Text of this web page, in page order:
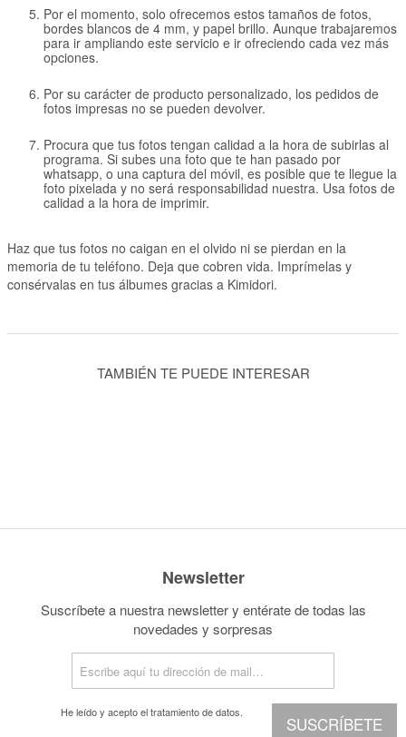
Por el momento, solo ofrecemos estos tamaños de fotos,
bordes blancos de 4 mm, y papel brillo. Aunque trabajaremos
para ir ampliando este servicio e ir ofreciendo cada vez más
opciones.
Por su carácter de producto personalizado, los pedidos de
fotos impresas no se pueden devolver.
Procura que tus fotos tengan calidad a la hora de subirlas al
programa. Si subes una foto que te han pasado por
whatsapp, o una captura del móvil, es posible que te llegue la
foto pixelada y no será responsabilidad nuestra. Usa fotos de
calidad a la hora de imprimir.
Haz que tus fotos no caigan en el olvido ni se pierdan en la
memoria de tu teléfono. Deja que cobren vida. Imprímelas y
consérvalas en tus álbumes gracias a Kimidori.
TAMBIÉN TE PUEDE INTERESAR
Newsletter
Suscríbete a nuestra newsletter y entérate de todas las
novedades y sorpresas
SUSCRÍBETE
He leído y acepto eltratamiento de datos.